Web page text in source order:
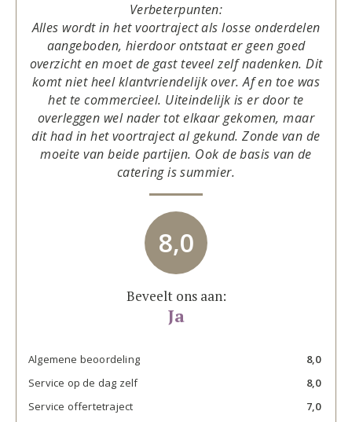
Verbeterpunten:
Alles wordt in het voortraject als losse onderdelen
aangeboden, hierdoor ontstaat er geen goed
overzicht en moet de gast teveel zelf nadenken. Dit
komt niet heel klantvriendelijk over. Af en toe was
het te commercieel. Uiteindelijk is er door te
overleggen wel nader tot elkaar gekomen, maar
dit had in het voortraject al gekund. Zonde van de
moeite van beide partijen. Ook de basis van de
catering is summier.
8,0
Beveelt ons aan:
Ja
Algemene beoordeling
8,0
Service op de dag zelf
8,0
Service offertetraject
7,0